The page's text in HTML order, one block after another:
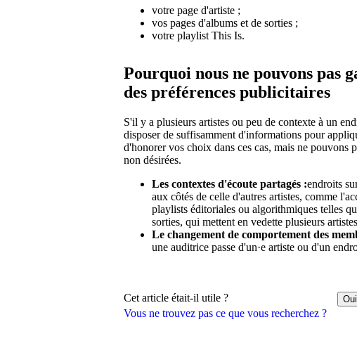
Vous ne trouvez pas ce que vous recherchez ?
votre page d'artiste ;
vos pages d'albums et de sorties ;
votre playlist This Is.
Pourquoi nous ne pouvons
des préférences publicitaires
S'il y a plusieurs artistes ou peu de contexte à un
disposer de suffisamment d'informations pour
d'honorer vos choix dans ces cas, mais ne pouvons
non désirées.
Les contextes d'écoute partagés :endroits
aux côtés de celle d'autres artistes, comme
playlists éditoriales ou algorithmiques telles
sorties, qui mettent en vedette plusieurs
Le changement de comportement des
une auditrice passe d'un·e artiste ou d'un
Cet article était-il utile ? Oui